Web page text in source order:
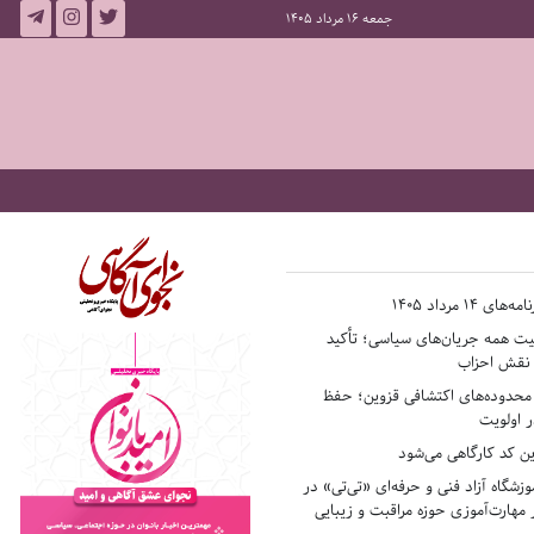
جمعه 16 مرداد 1405
مرداد 1405
همه جریان‌های سیاسی؛ تأکید
نقش احزاب
اکتشافی قزوین؛ حفظ
اولویت
کد کارگاهی می‌شود
آزاد فنی و حرفه‌ای «تی‌تی» در
مهارت‌آموزی حوزه مراقبت و زیبایی